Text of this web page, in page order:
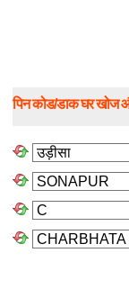
पिन कोड/डाक घर खोज